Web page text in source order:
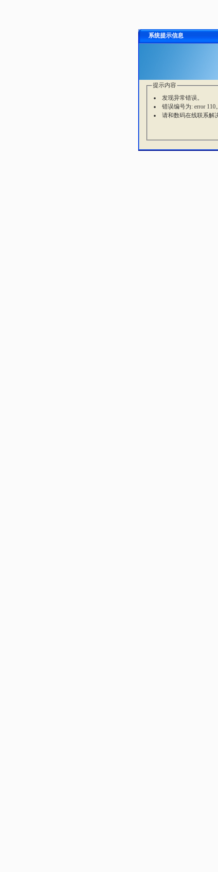
系统提示信息
提示内容
发现异常错误。
错误编号为: error 110
请和数码在线联系解